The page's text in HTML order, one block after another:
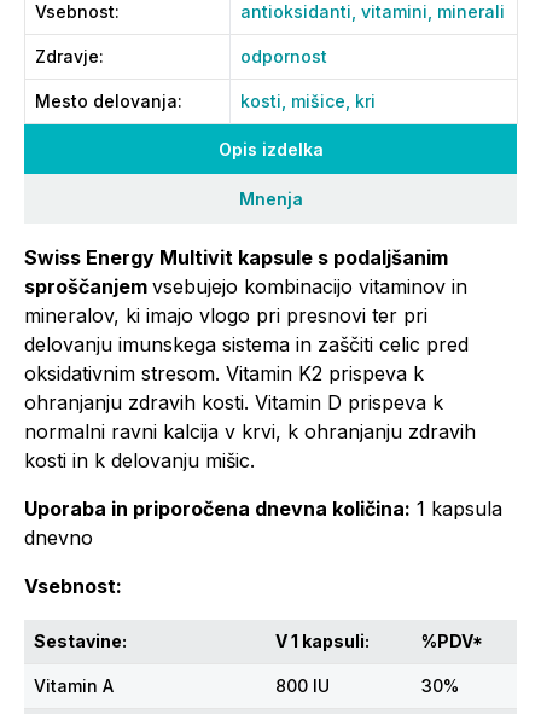
Opis izdelka
Mnenja
Swiss Energy Multivit kapsule s podaljšanim
sproščanjem vsebujejo kombinacijo vitaminov in
mineralov, ki imajo vlogo pri presnovi ter pri
delovanju imunskega sistema in zaščiti celic pred
oksidativnim stresom. Vitamin K2 prispeva k
ohranjanju zdravih kosti. Vitamin D prispeva k
normalni ravni kalcija v krvi, k ohranjanju zdravih
kosti in k delovanju mišic.
Uporaba in priporočena dnevna količina: 1 kapsula
dnevno
Vsebnost:
Sestavine: V 1 kapsuli: %PDV*
Vitamin A 800 IU 30%
Vsebnost: antioksidanti, vitamini, minerali
Zdravje: odpornost
Mesto delovanja: kosti, mišice, kri